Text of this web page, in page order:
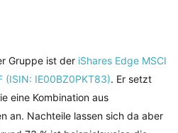
Gruppe ist der iShares Edge MSCI
(ISIN: IE00BZ0PKT83). Er setzt
eine Kombination aus
an. Nachteile lassen sich da aber